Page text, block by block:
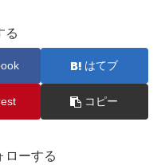
る
はてブ
コピー
ローする